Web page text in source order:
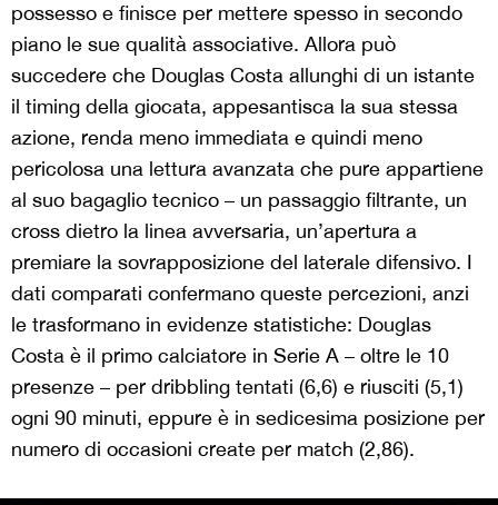
possesso e finisce per mettere spesso in secondo
piano le sue qualità associative. Allora può
succedere che Douglas Costa allunghi di un istante
il timing della giocata, appesantisca la sua stessa
azione, renda meno immediata e quindi meno
pericolosa una lettura avanzata che pure appartiene
al suo bagaglio tecnico – un passaggio filtrante, un
cross dietro la linea avversaria, un’apertura a
premiare la sovrapposizione del laterale difensivo. I
dati comparati confermano queste percezioni, anzi
le trasformano in evidenze statistiche: Douglas
Costa è il primo calciatore in Serie A – oltre le 10
presenze – per dribbling tentati (6,6) e riusciti (5,1)
ogni 90 minuti, eppure è in sedicesima posizione per
numero di occasioni create per match (2,86).